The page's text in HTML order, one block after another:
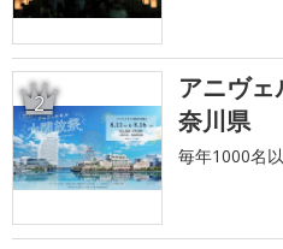
2
アニヴ
奈川県
毎年1000名